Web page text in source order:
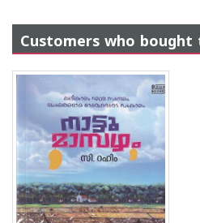
Customers who bought